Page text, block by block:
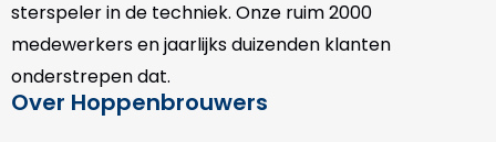
sterspeler in de techniek. Onze ruim 2000
medewerkers en jaarlijks duizenden klanten
onderstrepen dat.
Over Hoppenbrouwers